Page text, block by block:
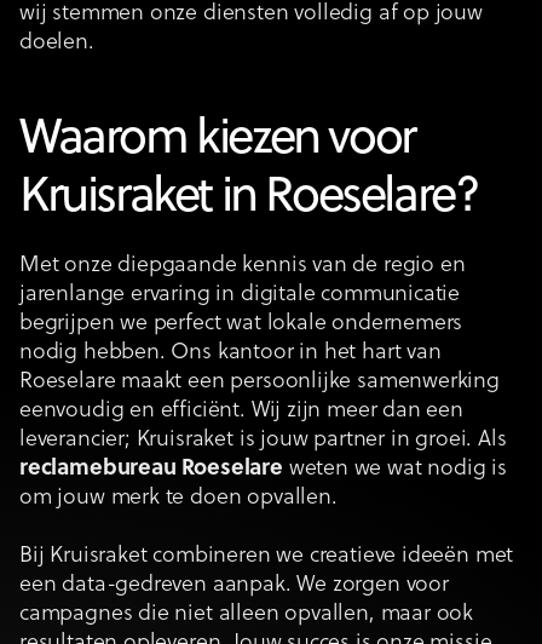
wij stemmen onze diensten volledig af op jouw
doelen.
Waarom kiezen voor
Kruisraket in Roeselare?
Met onze diepgaande kennis van de regio en
jarenlange ervaring in digitale communicatie
begrijpen we perfect wat lokale ondernemers
nodig hebben. Ons kantoor in het hart van
Roeselare maakt een persoonlijke samenwerking
eenvoudig en efficiënt. Wij zijn meer dan een
leverancier; Kruisraket is jouw partner in groei. Als
reclamebureau Roeselare weten we wat nodig is
om jouw merk te doen opvallen.
Bij Kruisraket combineren we creatieve ideeën met
een data-gedreven aanpak. We zorgen voor
campagnes die niet alleen opvallen, maar ook